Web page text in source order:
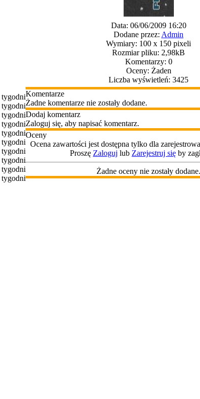
tygodni
tygodni
tygodni
tygodni
tygodni
tygodni
tygodni
tygodni
tygodni
tygodni
Data: 06/06/2009 16:20
Dodane przez: Admin
Wymiary: 100 x 150 pixeli
Rozmiar pliku: 2,98kB
Komentarzy: 0
Oceny: Żaden
Liczba wyświetleń: 3425
Komentarze
Żadne komentarze nie zostały dodane.
Dodaj komentarz
Zaloguj się, aby napisać komentarz.
Oceny
Ocena zawartości jest dostępna tylko dla
Proszę Zaloguj lub Zarejestruj się by
Żadne oceny nie zostały dodane.